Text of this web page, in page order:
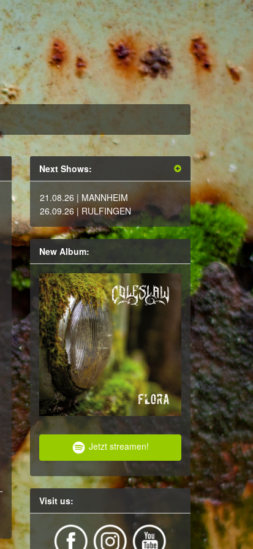
Next Shows:
21.08.26 | MANNHEIM
26.09.26 | RULFINGEN
New Album:
Jetzt streamen!
Visit us: